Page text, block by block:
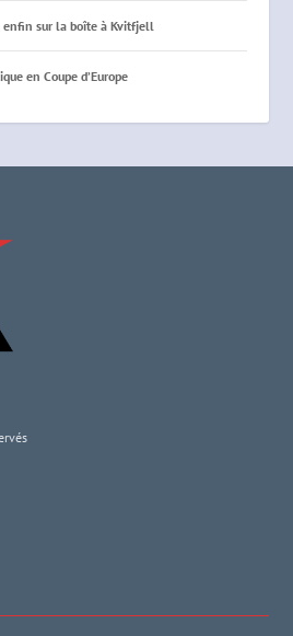
sur la boîte à Kvitfjell
en Coupe d’Europe